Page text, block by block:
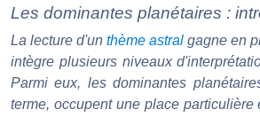
Les dominantes planétaires :
La lecture d'un thème astral gagne en
intègre plusieurs niveaux
Parmi eux, les dominantes
terme, occupent une place particulière